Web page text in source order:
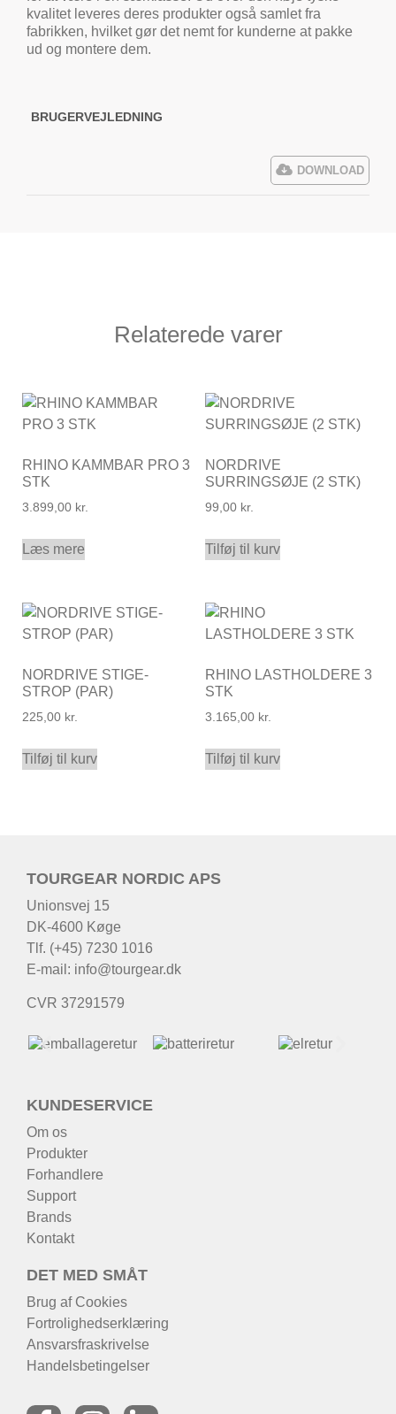
kvalitet leveres deres produkter også samlet fra
fabrikken, hvilket gør det nemt for kunderne at pakke
ud og montere dem.
BRUGERVEJLEDNING
DOWNLOAD
Relaterede varer
RHINO KAMMBAR PRO 3
STK
3.899,00 kr.
Læs mere
NORDRIVE
SURRINGSØJE (2 STK)
99,00 kr.
Tilføj til kurv
NORDRIVE STIGE-
STROP (PAR)
225,00 kr.
Tilføj til kurv
RHINO LASTHOLDERE 3
STK
3.165,00 kr.
Tilføj til kurv
TOURGEAR NORDIC APS
Unionsvej 15
DK-4600 Køge
Tlf. (+45) 7230 1016
E-mail: info@tourgear.dk
CVR 37291579
KUNDESERVICE
Om os
Produkter
Forhandlere
Support
Brands
Kontakt
DET MED SMÅT
Brug af Cookies
Fortrolighedserklæring
Ansvarsfraskrivelse
Handelsbetingelser